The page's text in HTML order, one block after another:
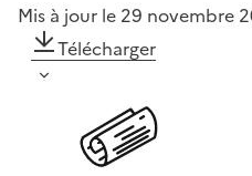
Mis à jour le 29 novembre
Télécharger